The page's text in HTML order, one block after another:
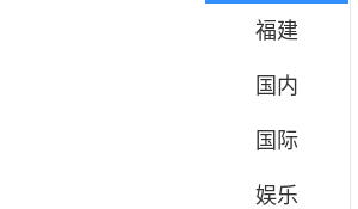
福建
国内
国际
娱乐